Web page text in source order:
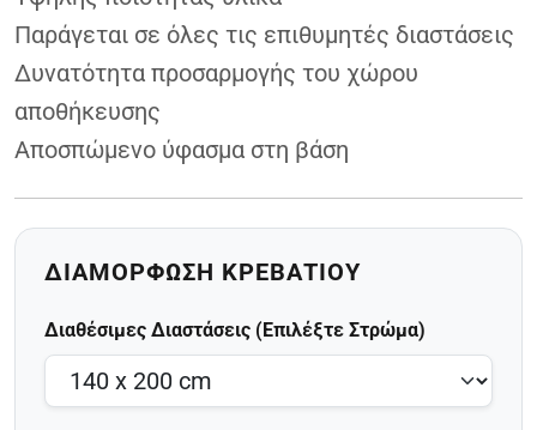
Παράγεται σε όλες τις επιθυμητές διαστάσεις
Δυνατότητα προσαρμογής του χώρου
αποθήκευσης
Αποσπώμενο ύφασμα στη βάση
ΔΙΑΜΌΡΦΩΣΗ ΚΡΕΒΑΤΙΟΎ
Διαθέσιμες Διαστάσεις (Επιλέξτε Στρώμα)